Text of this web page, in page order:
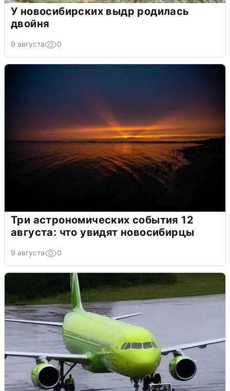
У новосибирских выдр родилась
двойня
9 августа 0
Три астрономических события 12
августа: что увидят новосибирцы
9 августа 0